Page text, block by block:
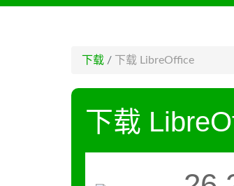
下载 / 下载 LibreOffice
下载